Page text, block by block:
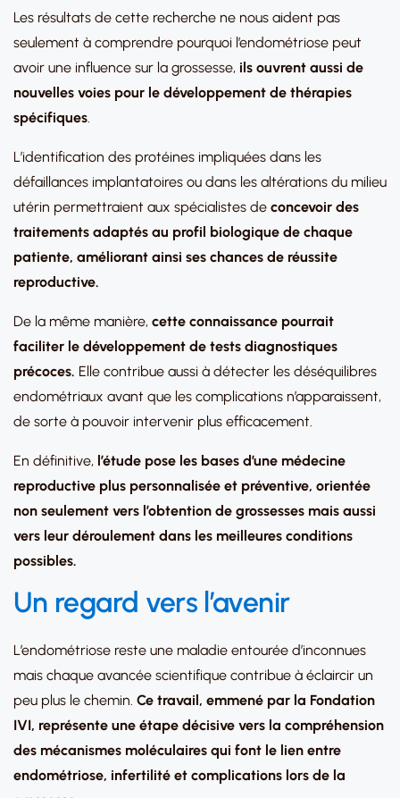
Les résultats de cette recherche ne nous aident pas
seulement à comprendre pourquoi l’endométriose peut
avoir une influence sur la grossesse, ils ouvrent aussi de
nouvelles voies pour le développement de thérapies
spécifiques.
L’identification des protéines impliquées dans les
défaillances implantatoires ou dans les altérations du milieu
utérin permettraient aux spécialistes de concevoir des
traitements adaptés au profil biologique de chaque
patiente, améliorant ainsi ses chances de réussite
reproductive.
De la même manière, cette connaissance pourrait
faciliter le développement de tests diagnostiques
précoces. Elle contribue aussi à détecter les déséquilibres
endométriaux avant que les complications n’apparaissent,
de sorte à pouvoir intervenir plus efficacement.
En définitive, l’étude pose les bases d’une médecine
reproductive plus personnalisée et préventive, orientée
non seulement vers l’obtention de grossesses mais aussi
vers leur déroulement dans les meilleures conditions
possibles.
Un regard vers l’avenir
L’endométriose reste une maladie entourée d’inconnues
mais chaque avancée scientifique contribue à éclaircir un
peu plus le chemin. Ce travail, emmené par la Fondation
IVI, représente une étape décisive vers la compréhension
des mécanismes moléculaires qui font le lien entre
endométriose, infertilité et complications lors de la